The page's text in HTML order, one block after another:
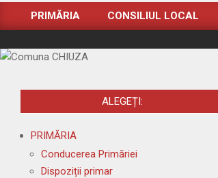
Primary
Menu
PRIMĂRIA CONSILIUL LOCAL
ALEGEȚI:
PRIMĂRIA
Conducerea Primăriei
Dispoziții primar